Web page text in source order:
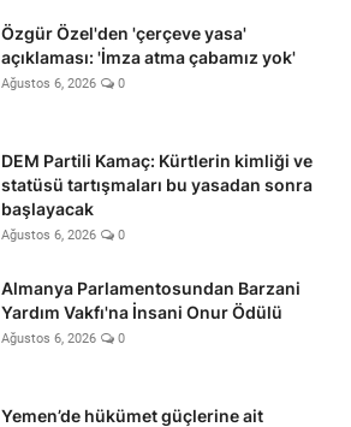
Özgür Özel'den 'çerçeve yasa'
açıklaması: 'İmza atma çabamız yok'
Ağustos 6, 2026 0
DEM Partili Kamaç: Kürtlerin kimliği ve
statüsü tartışmaları bu yasadan sonra
başlayacak
Ağustos 6, 2026 0
Almanya Parlamentosundan Barzani
Yardım Vakfı'na İnsani Onur Ödülü
Ağustos 6, 2026 0
Yemen’de hükümet güçlerine ait